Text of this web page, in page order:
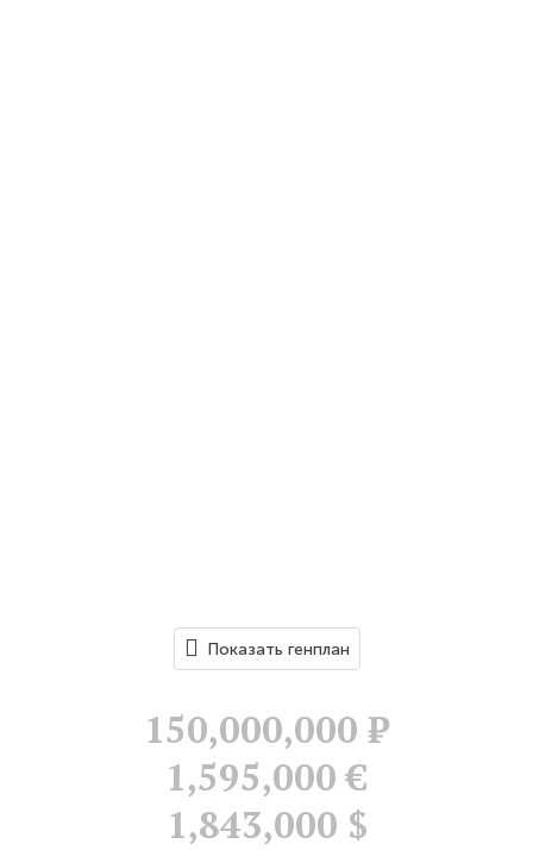
Показать генплан
150,000,000 Р
1,595,000 €
1,843,000 $